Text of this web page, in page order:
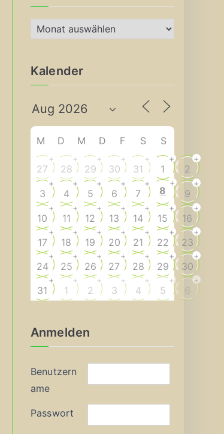
r
h
v
Kalender
M D M D F S S
27
+
28
+
29
+
30
+
31
+
1
+
2
+
3
+
4
+
5
+
6
+
7
+
8
+
9
+
10
+
11
+
12
+
13
+
14
+
15
+
16
+
17
+
18
+
19
+
20
+
21
+
22
+
23
+
24
+
25
+
26
+
27
+
28
+
29
+
30
+
31
+
1
+
2
+
3
+
4
+
5
+
6
+
Anmelden
Benutzern
ame
Passwort